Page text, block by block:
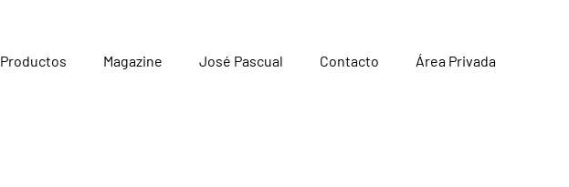
Productos Magazine José Pascual Contacto Área Privada